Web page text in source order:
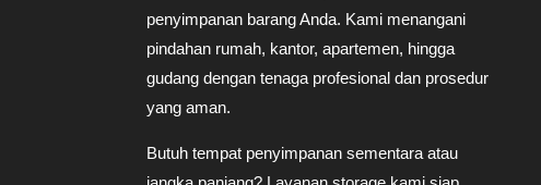
penyimpanan barang Anda. Kami menangani
pindahan rumah, kantor, apartemen, hingga
gudang dengan tenaga profesional dan prosedur
yang aman.
Butuh tempat penyimpanan sementara atau